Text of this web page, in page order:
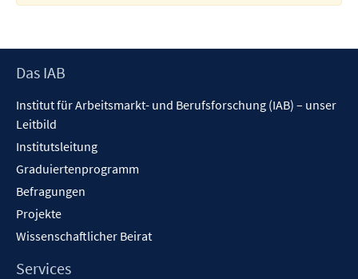
Footer
Das IAB
Institut für Arbeitsmarkt- und Berufsforschung (IAB) – unser
Leitbild
Institutsleitung
Graduiertenprogramm
Befragungen
Projekte
Wissenschaftlicher Beirat
Services